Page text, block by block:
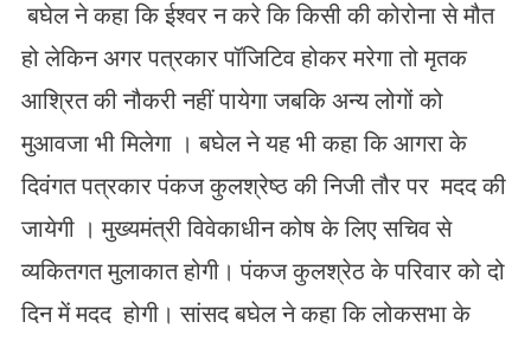
बघेल ने कहा कि ईश्वर न करे कि किसी की कोरोना से मौत
हो लेकिन अगर पत्रकार पॉजिटिव होकर मरेगा तो मृतक
आश्रित की नौकरी नहीं पायेगा जबकि अन्य लोगों को
मुआवजा भी मिलेगा । बघेल ने यह भी कहा कि आगरा के
दिवंगत पत्रकार पंकज कुलश्रेष्ठ की निजी तौर पर मदद की
जायेगी । मुख्यमंत्री विवेकाधीन कोष के लिए सचिव से
व्यकितगत मुलाकात होगी। पंकज कुलश्रेठ के परिवार को दो
दिन में मदद होगी। सांसद बघेल ने कहा कि लोकसभा के